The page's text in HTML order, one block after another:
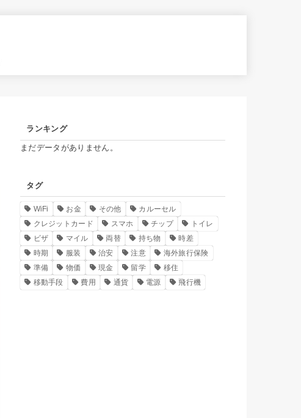
ランキング
まだデータがありません。
タグ
WiFi お金 その他
カルーセル
クレジットカード
スマホ チップ
トイレ
ビザ
マイル 両替 持ち物
時差
時期
服装 治安 注意
海外旅行保険
準備
物価 現金 留学
移住
移動手段
費用 通貨 電源 飛行機